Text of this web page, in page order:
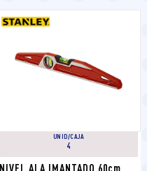
UNID/CAJA
4